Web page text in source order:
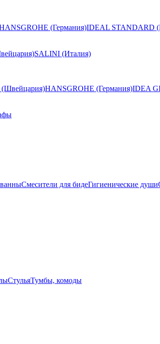
(Германия)IDEAL STANDARD
SALINI (Италия)
HANSGROHE (Германия)IDEA
Смесители для бидеГигиенические души
СтульяТумбы, комоды